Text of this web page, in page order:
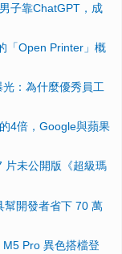
子靠ChatGPT，成
「Open Printer」概
：為什麼優秀員工
4倍，Google與蘋果
片未公開版《超級瑪
幫開發者省下 70 萬
Pro 異色搭檔登